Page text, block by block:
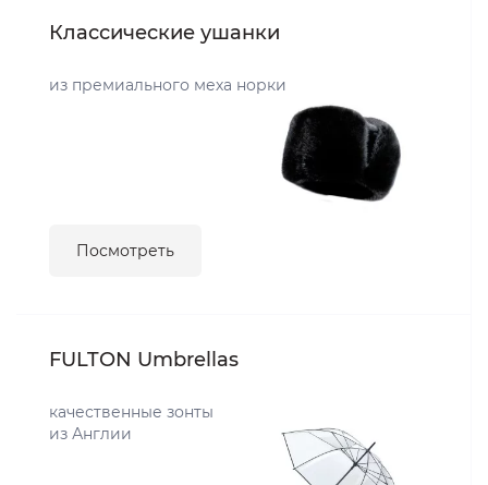
Классические ушанки
из премиального меха норки
Посмотреть
FULTON Umbrellas
качественные зонты
из Англии